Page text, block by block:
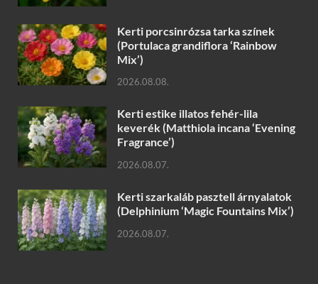
Kerti porcsinrózsa tarka színek
(Portulaca grandiflora ‘Rainbow
Mix’)
2026.08.08.
Kerti estike illatos fehér-lila
keverék (Matthiola incana ‘Evening
Fragrance’)
2026.08.07.
Kerti szarkaláb pasztell árnyalatok
(Delphinium ‘Magic Fountains Mix’)
2026.08.07.